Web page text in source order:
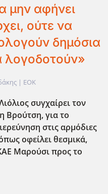
μην αφήνει
ούτε να
δημόσια
| EOK
συγχαίρει τον
Βρούτση, για το
στις αρμόδιες
οφείλει θεσμικά,
Μαρούσι προς το